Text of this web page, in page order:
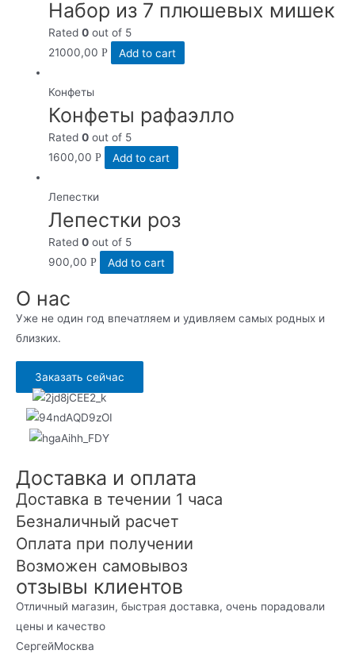
Набор из 7 плюшевых мишек
Rated0 out of 5
21000,00Р Add to cart
Конфеты
Конфеты рафаэлло
Rated0 out of 5
1600,00Р Add to cart
Лепестки
Лепестки роз
Rated0 out of 5
900,00Р Add to cart
О нас
Уже не один год впечатляем и удивляем самых родных и
близких.
Заказать сейчас
Доставка и оплата
Доставка в течении 1 часа
Безналичный расчет
Оплата при получении
Возможен самовывоз
отзывы клиентов
Отличный магазин, быстрая доставка, очень порадовали
цены и качество
СергейМосква